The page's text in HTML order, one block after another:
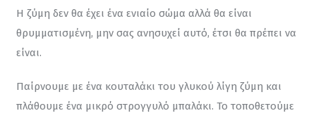
Η ζύμη δεν θα έχει ένα ενιαίο σώμα αλλά θα είναι
θρυμματισμένη, μην σας ανησυχεί αυτό, έτσι θα πρέπει να
είναι.
Παίρνουμε με ένα κουταλάκι του γλυκού λίγη ζύμη και
πλάθουμε ένα μικρό στρογγυλό μπαλάκι. Το τοποθετούμε